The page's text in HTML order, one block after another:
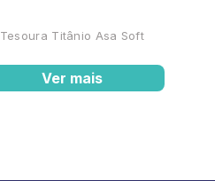
Tesoura Titânio Asa Soft
Ver mais